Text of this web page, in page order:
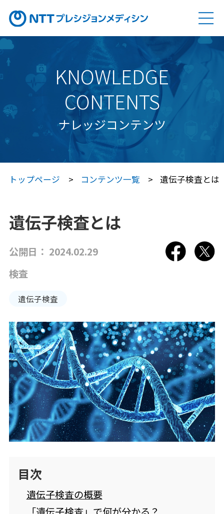
ソリューション SOLUTION
Genovision（ゲノビジョン）
Genovision Dock®（ゲノビジョン ドック）
Genovision PGx
（ゲノビジョン ピージーエックス）
特定保健指導サービス
Japan プレシジョン・メディシン
Japan プレシジョン・メディシン
プラットフォーム®（JPP）
NTTコホート（就業世代の遺伝子・健診・
レセプトの活用）
メンタルスキル向上研修
女性の健康リテラシー研修
動けるからだづくり研修
糖質コントロール研修
電子カルテ（モバカル）
各業界のお客さまへ
企業理念
KNOWLEDGE
CONTENTS
ナレッジコンテンツ
トップページ コンテンツ一覧 遺伝子検査とは
遺伝子検査とは
公開日： 2024.02.29
検査
遺伝子検査
目次
遺伝子検査の概要